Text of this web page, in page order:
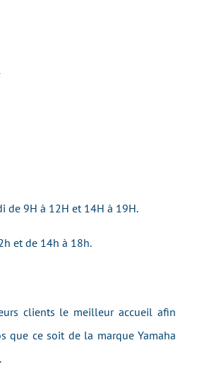
de 9H à 12H et 14H à 19H.
et de 14h à 18h.
clients le meilleur accueil afin
que ce soit de la marque Yamaha